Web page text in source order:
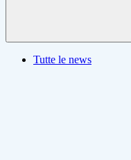
Tutte le news